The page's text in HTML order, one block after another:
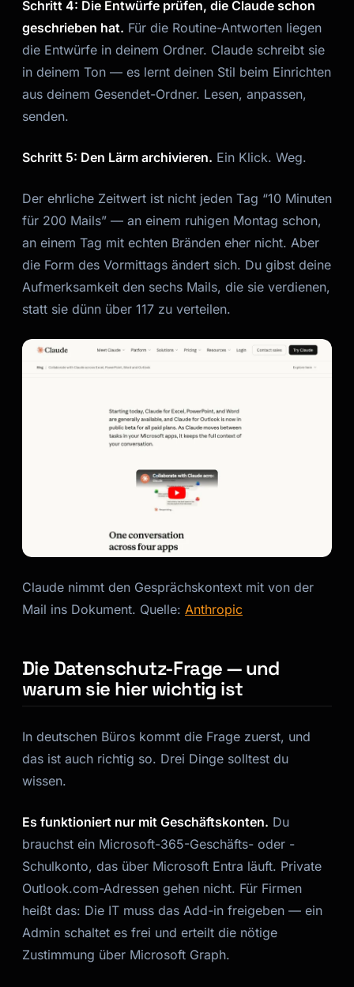
Schritt 4: Die Entwürfe prüfen, die Claude schon
geschrieben hat. Für die Routine-Antworten liegen
die Entwürfe in deinem Ordner. Claude schreibt sie
in deinem Ton — es lernt deinen Stil beim Einrichten
aus deinem Gesendet-Ordner. Lesen, anpassen,
senden.
Schritt 5: Den Lärm archivieren. Ein Klick. Weg.
Der ehrliche Zeitwert ist nicht jeden Tag “10 Minuten
für 200 Mails” — an einem ruhigen Montag schon,
an einem Tag mit echten Bränden eher nicht. Aber
die Form des Vormittags ändert sich. Du gibst deine
Aufmerksamkeit den sechs Mails, die sie verdienen,
statt sie dünn über 117 zu verteilen.
Claude nimmt den Gesprächskontext mit von der
Mail ins Dokument. Quelle: Anthropic
Die Datenschutz-Frage — und
warum sie hier wichtig ist
In deutschen Büros kommt die Frage zuerst, und
das ist auch richtig so. Drei Dinge solltest du
wissen.
Es funktioniert nur mit Geschäftskonten. Du
brauchst ein Microsoft-365-Geschäfts- oder -
Schulkonto, das über Microsoft Entra läuft. Private
Outlook.com-Adressen gehen nicht. Für Firmen
heißt das: Die IT muss das Add-in freigeben — ein
Admin schaltet es frei und erteilt die nötige
Zustimmung über Microsoft Graph.